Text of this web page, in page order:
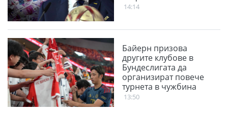
14:14
Байерн призова
другите клубове в
Бундеслигата да
организират повече
турнета в чужбина
13:50